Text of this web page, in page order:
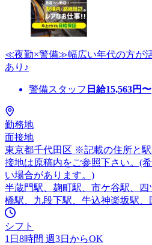
≪夜勤×警備≫幅広い年代の方が
あり♪
警備スタッフ 日給15,563円〜
勤務地
面接地
東京都千代田区 ※記載の住所と
接地は原稿内をご参照下さい。(
い場合があります。)
半蔵門駅、麹町駅、市ケ谷駅、
橋駅、九段下駅、牛込神楽坂駅、
シフト
1日8時間 週3日からOK